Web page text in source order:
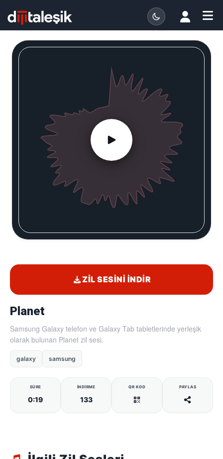
Planet
Samsung Galaxy telefon ve Galaxy Tab tabletlerinde yerleşik
olarak bulunan Planet zil sesi.
galaxy samsung
SÜRE
0:19
İNDIRME
133
QR KOD PAYLAŞ
ZIL SESINI İNDIR